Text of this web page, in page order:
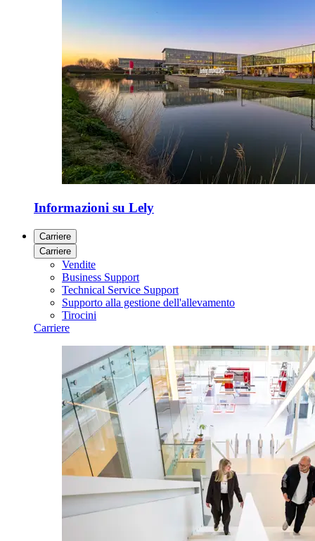
Informazioni su Lely
Carriere
Carriere
Vendite
Business Support
Technical Service Support
Supporto alla gestione dell'allevamento
Tirocini
Carriere